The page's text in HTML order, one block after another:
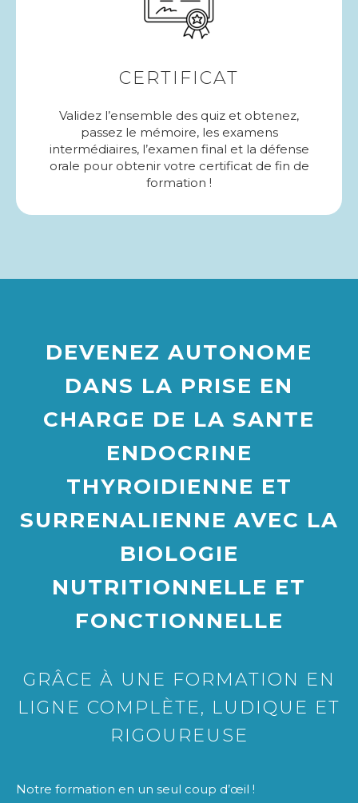
CERTIFICAT
Validez l’ensemble des quiz et obtenez,
passez le mémoire, les examens
intermédiaires, l’examen final et la défense
orale pour obtenir votre certificat de fin de
formation !
DEVENEZ AUTONOME
DANS LA PRISE EN
CHARGE DE LA SANTE
ENDOCRINE
THYROIDIENNE ET
SURRENALIENNE AVEC LA
BIOLOGIE
NUTRITIONNELLE ET
FONCTIONNELLE
GRÂCE À UNE FORMATION EN
LIGNE COMPLÈTE, LUDIQUE ET
RIGOUREUSE
Notre formation en un seul coup d’œil !